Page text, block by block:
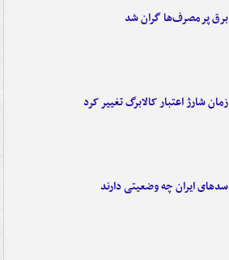
برق پرمصرف‌ها گران شد
زمان شارژ اعتبار کالابرگ تغییر کرد
سدهای ایران چه وضعیتی دارند